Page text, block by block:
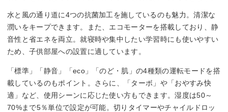
13 dB
その他機能
自動運転
水と風の通り道に4つの抗菌加工を施しているのも魅力。清潔な
潤いをキープできます。また、エコモーターを搭載しており、静
音性と省エネを両立。就寝時や集中したい学習時にも使いやすい
ため、子供部屋への設置に適しています。
「標準」「静音」「eco」「のど・肌」の4種類の運転モードを搭
載しているのもポイント。さらに、「ターボ」や「おやすみ快
適」など、使用シーンに応じた使い方もできます。湿度は50～
70%まで5％単位で設定が可能。切りタイマーやチャイルドロッ